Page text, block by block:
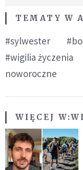
TEMATY W
#sylwester
#wigilia życzenia
noworoczne
WIĘCEJ W: